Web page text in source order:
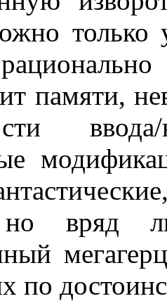
только
памяти,
вряд ли
по